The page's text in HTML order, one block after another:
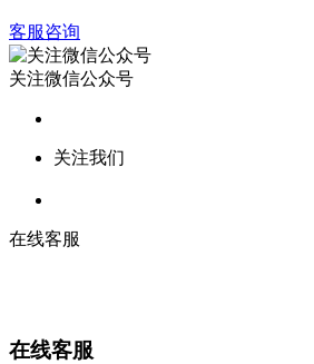
客服咨询
关注微信公众号
关注我们
在线客服
在线客服